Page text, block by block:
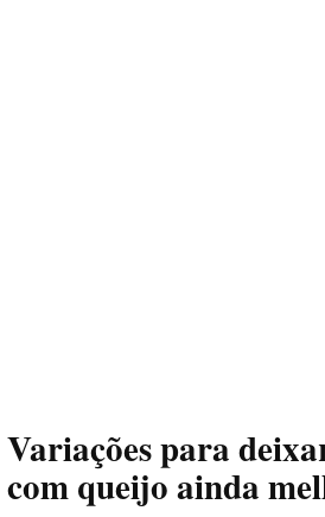
Variações para
com queijo ainda